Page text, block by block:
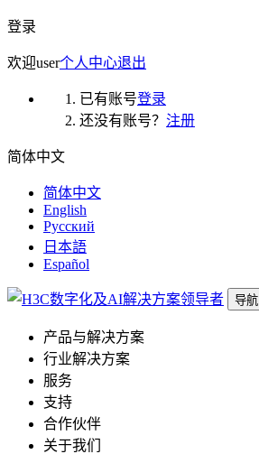
登录
欢迎user个人中心退出
已有账号登录
还没有账号？ 注册
简体中文
简体中文
English
Русский
日本語
Español
导航
产品与解决方案
行业解决方案
服务
支持
合作伙伴
关于我们